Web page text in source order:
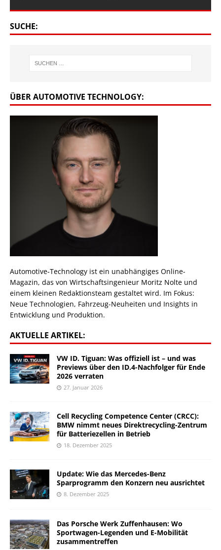
SUCHE:
ÜBER AUTOMOTIVE TECHNOLOGY:
Automotive-Technology ist ein unabhängiges Online-
Magazin, das von Wirtschaftsingenieur Moritz Nolte und
einem kleinen Redaktionsteam gestaltet wird. Im Fokus:
Neue Technologien, Fahrzeug-Neuheiten und Insights in
Entwicklung und Produktion.
AKTUELLE ARTIKEL:
VW ID. Tiguan: Was offiziell ist – und was
Previews über den ID.4-Nachfolger für Ende
2026 verraten
27. Januar 2026
Cell Recycling Competence Center (CRCC):
BMW nimmt neues Direktrecycling-Zentrum
für Batteriezellen in Betrieb
18. Dezember 2025
Update: Wie das Mercedes-Benz
Sparprogramm den Konzern neu ausrichtet
8. Dezember 2025
Das Porsche Werk Zuffenhausen: Wo
Sportwagen-Legenden und E-Mobilität
zusammentreffen